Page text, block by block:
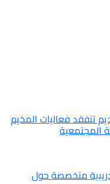
تتفقد فعاليات المخيم
المجتمعية
متخصصة حول